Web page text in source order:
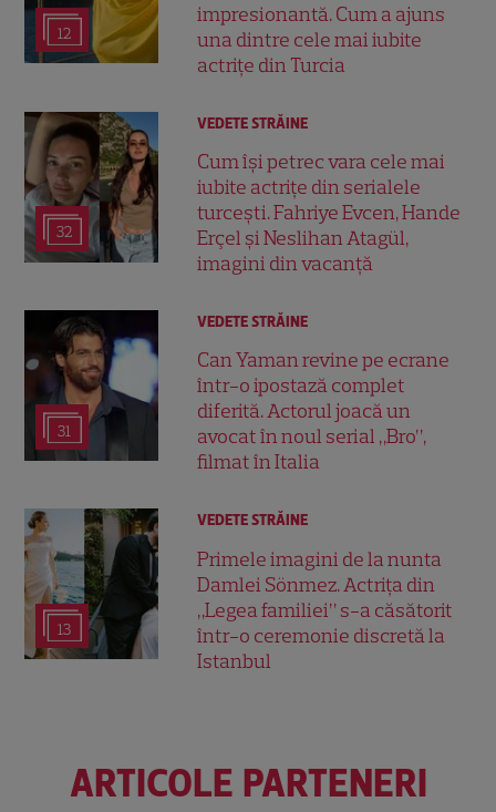
12
impresionantă. Cum a ajuns
una dintre cele mai iubite
actrițe din Turcia
32
VEDETE STRĂINE
Cum își petrec vara cele mai
iubite actrițe din serialele
turcești. Fahriye Evcen, Hande
Erçel și Neslihan Atagül,
imagini din vacanță
31
VEDETE STRĂINE
Can Yaman revine pe ecrane
într-o ipostază complet
diferită. Actorul joacă un
avocat în noul serial „Bro”,
filmat în Italia
13
VEDETE STRĂINE
Primele imagini de la nunta
Damlei Sönmez. Actrița din
„Legea familiei” s-a căsătorit
într-o ceremonie discretă la
Istanbul
ARTICOLE PARTENERI